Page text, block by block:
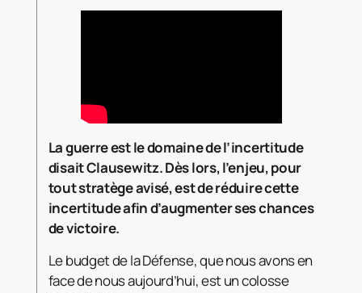
La guerre est le domaine de l’incertitude
disait Clausewitz. Dès lors, l’enjeu, pour
tout stratège avisé, est de réduire cette
incertitude afin d’augmenter ses chances
de victoire.
Le budget de la Défense, que nous avons en
face de nous aujourd’hui, est un colosse